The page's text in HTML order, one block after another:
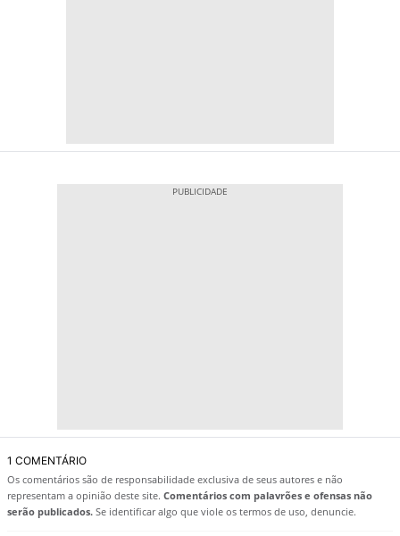
1 COMENTÁRIO
Os comentários são de responsabilidade exclusiva de seus autores e não
representam a opinião deste site. Comentários com palavrões e ofensas não
serão publicados. Se identificar algo que viole os termos de uso, denuncie.